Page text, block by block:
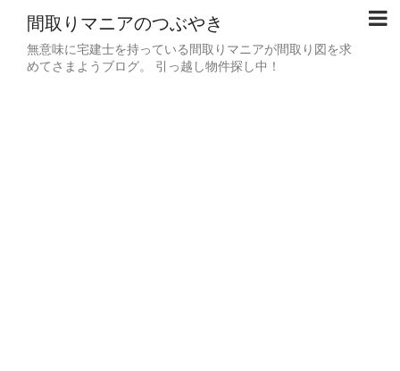
間取りマニアのつぶやき
無意味に宅建士を持っている間取りマニアが間取り図を求
めてさまようブログ。 引っ越し物件探し中！